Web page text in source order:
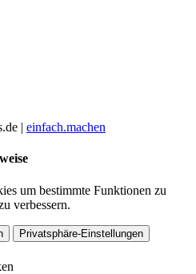
| einfach.machen
um bestimmte Funktionen zu
verbessern.
Privatsphäre-Einstellungen